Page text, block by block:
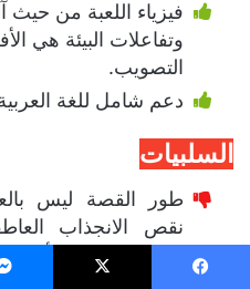
فيزياء اللعبة من حيث
وتفاعلات البيئة هي
التصويب.
دعم شامل للغة
السلبيات
طور القصة ليس
نقص الانجذاب
إنساني، وتشعر أن